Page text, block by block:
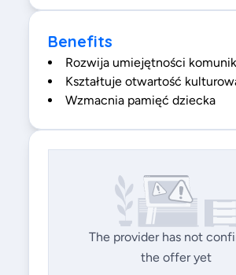
Benefits
Rozwija umiejętności
Kształtuje otwartość
Wzmacnia pamięć dziecka
The provider has not
the offer yet